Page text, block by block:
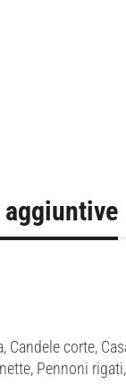
Candele corte,
Pennoni